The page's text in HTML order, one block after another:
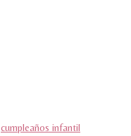
cumpleaños infantil